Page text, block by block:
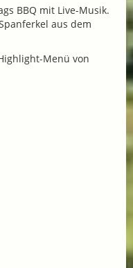
BBQ mit Live-Musik.
aus dem
Menü von